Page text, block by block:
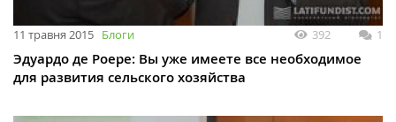
11 травня 2015 Блоги 392 1
Эдуардо де Роере: Вы уже имеете все необходимое
для развития сельского хозяйства